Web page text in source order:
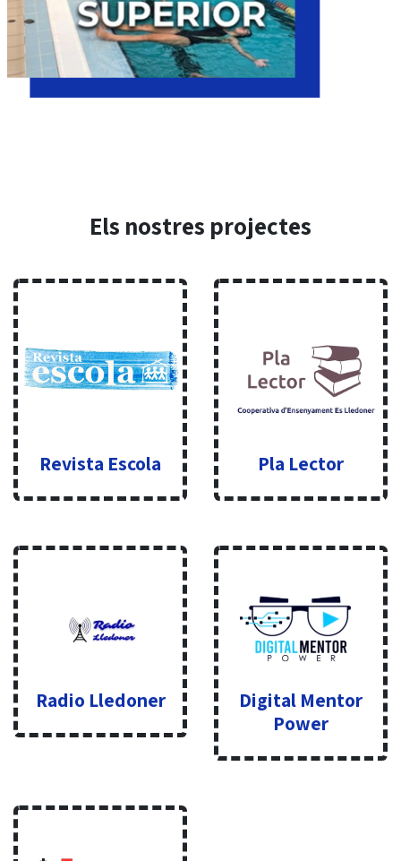
Els nostres projectes
Revista Escola Pla Lector
Radio Lledoner
Digital Mentor
Power